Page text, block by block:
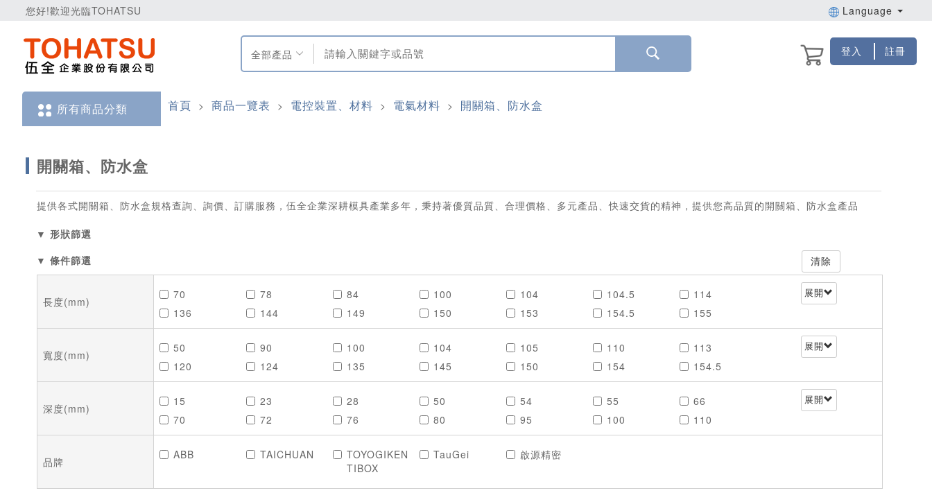
您好!歡迎光臨TOHATSU Language
全部產品 登入 註冊
所有商品分類 首頁 > 商品一覽表 > 電控裝置、材料 > 電氣材料 > 開關箱、防水盒
開關箱、防水盒
提供各式開關箱、防水盒規格查詢、詢價、訂購服務，伍全企業深耕模具產業多年，秉持著優質品質、合理價格、多元產品、快速交貨的精神，提供您高品質的開關箱、防水盒產品
▼ 形狀篩選
▼ 條件篩選
清除
長度(mm)
70 78 84 100 104 104.5
114
136
144 149 150 153 154.5
155
160
180 195 200 220 230
235
250
300 310 400 500 600
700
800
900 1000 1100 1200
展開
寬度(mm)
50 90 100 104 105 110
113
120
124 135 145 150 154
154.5
170
180 194 204 210 240
250
264
300 310 390 400 500
600
700
800 900
展開
深度(mm)
15 23 28 50 54 55
66
70
72 76 80 95 100
110
115
123 125 150 156 165
178
180
185 250 280 300
展開
品牌
ABB TAICHUAN
TOYOGIKEN
TIBOX
TauGei 啟源精密